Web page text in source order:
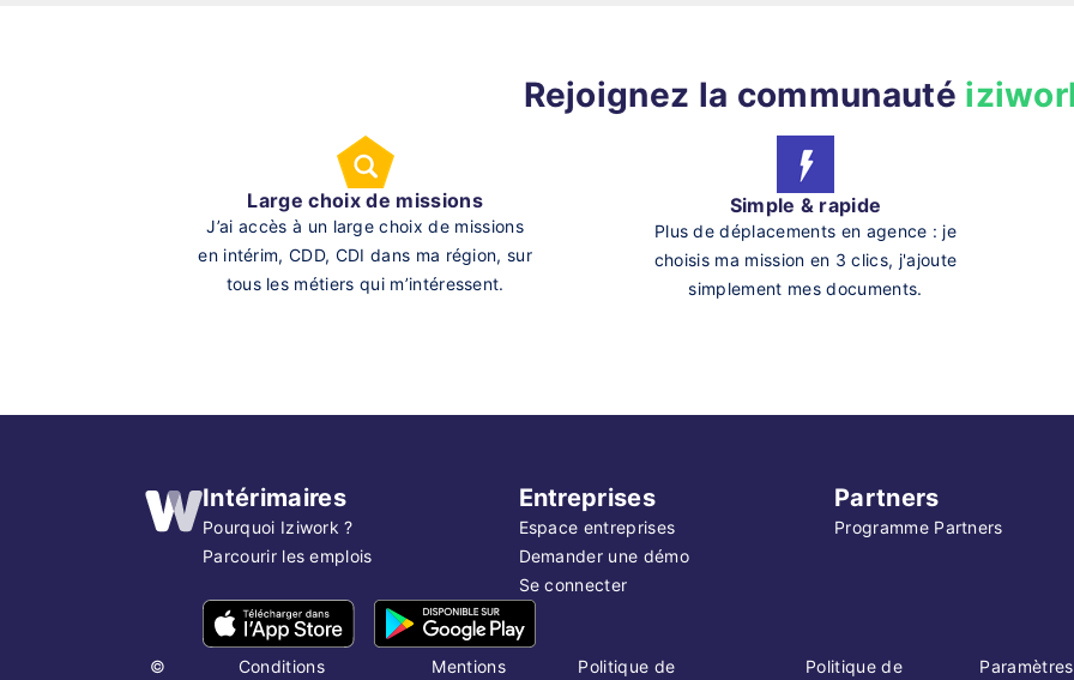
Rejoignez la communauté
Large choix de missions
J’ai accès à un large choix de missions
en intérim, CDD, CDI dans ma région, sur
tous les métiers qui m’intéressent.
Simple & rapide
Plus de déplacements en agence : je
choisis ma mission en 3 clics, j'ajoute
simplement mes documents.
Intérimaires
Pourquoi Iziwork ?
Parcourir les emplois
Entreprises
Espace entreprises
Demander une démo
Se connecter
Partners
Programme Partners
© Conditions Mentions Politique de Politique de